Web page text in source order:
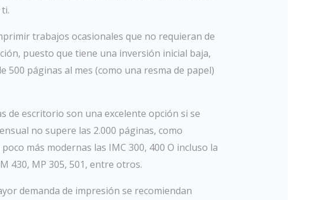
trabajos ocasionales que no requieran de
puesto que tiene una inversión inicial baja,
páginas al mes (como una resma de papel)
de escritorio son una excelente opción si se
no supere las 2.000 páginas, como
más modernas las IMC 300, 400 O incluso la
430, MP 305, 501, entre otros.
demanda de impresión se recomiendan